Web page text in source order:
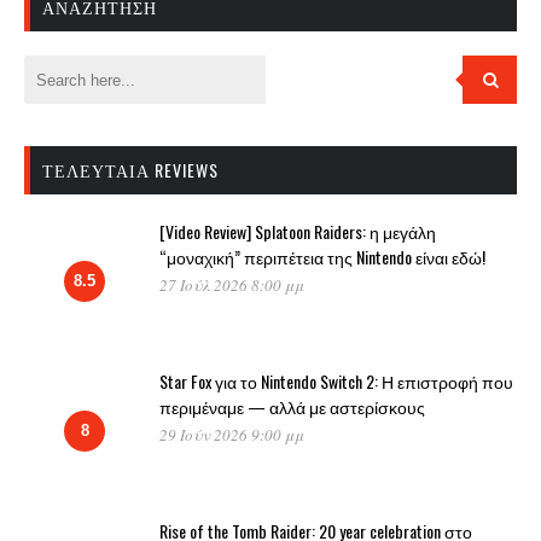
ΑΝΑΖΉΤΗΣΗ
ΤΕΛΕΥΤΑΊΑ REVIEWS
8.5
[Video Review] Splatoon Raiders: η μεγάλη
“μοναχική” περιπέτεια της Nintendo είναι εδώ!
27 Ιούλ 2026 8:00 μμ
8
Star Fox για το Nintendo Switch 2: Η επιστροφή που
περιμέναμε — αλλά με αστερίσκους
29 Ιούν 2026 9:00 μμ
Rise of the Tomb Raider: 20 year celebration στο